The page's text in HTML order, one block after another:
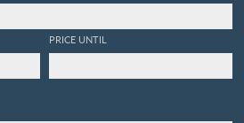
PRICE UNTIL